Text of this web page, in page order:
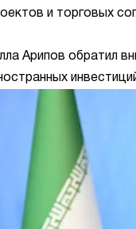
и торговых
Арипов обратил